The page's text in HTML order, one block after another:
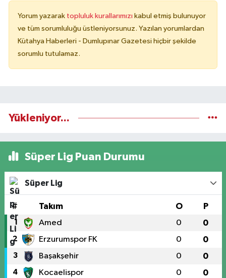
Yorum yazarak topluluk kurallarımızı kabul etmiş bulunuyor
ve tüm sorumluluğu üstleniyorsunuz. Yazılan yorumlardan
Kütahya Haberleri - Dumlupınar Gazetesi hiçbir şekilde
sorumlu tutulamaz.
Yükleniyor...
Süper Lig Puan Durumu
Süper Lig
# Takım O P
1 Amed 0 0
2 Erzurumspor FK 0 0
3 Başakşehir 0 0
4 Kocaelispor 0 0